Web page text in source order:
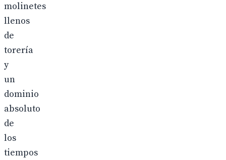
molinetes
llenos
de
torería
y
un
dominio
absoluto
de
los
tiempos